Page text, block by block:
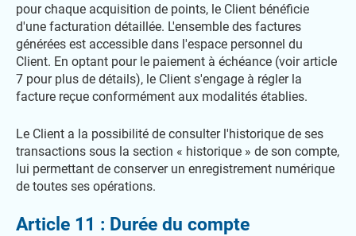
pour chaque acquisition de points, le Client bénéficie
d'une facturation détaillée. L'ensemble des factures
générées est accessible dans l'espace personnel du
Client. En optant pour le paiement à échéance (voir article
7 pour plus de détails), le Client s'engage à régler la
facture reçue conformément aux modalités établies.
Le Client a la possibilité de consulter l'historique de ses
transactions sous la section « historique » de son compte,
lui permettant de conserver un enregistrement numérique
de toutes ses opérations.
Article 11 : Durée du compte